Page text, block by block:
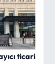
ticari